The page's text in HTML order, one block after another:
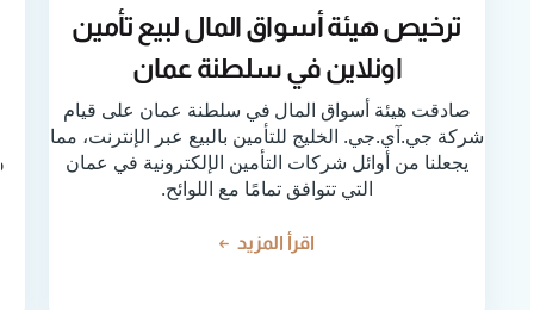
ترخيص هيئة أسواق المال لبيع تأمين
اونلاين في سلطنة عمان
صادقت هيئة أسواق المال في سلطنة عمان على قيام
شركة جي.آي.جي. الخليج للتأمين بالبيع عبر الإنترنت، مما
يجعلنا من أوائل شركات التأمين الإلكترونية في عمان
التي تتوافق تمامًا مع اللوائح.
اقرأ المزيد